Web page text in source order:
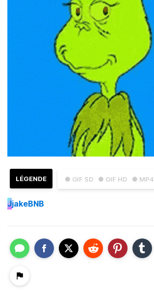
● GIF SD ● GIF HD ● MP4
LÉGENDE
JjakeBNB